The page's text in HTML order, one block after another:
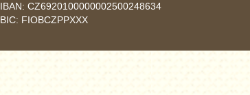
IBAN: CZ6920100000002500248634
BIC: FIOBCZPPXXX